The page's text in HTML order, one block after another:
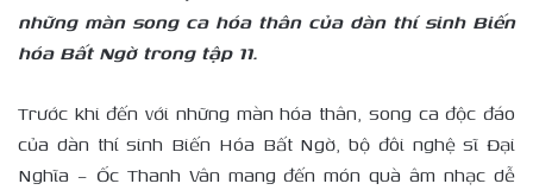
những màn song ca hóa thân của dàn thí sinh Biến
hóa Bất Ngờ trong tập 11.
Trước khi đến với những màn hóa thân, song ca độc đáo
của dàn thí sinh Biến Hóa Bất Ngờ, bộ đôi nghệ sĩ Đại
Nghĩa – Ốc Thanh Vân mang đến món quà âm nhạc dễ